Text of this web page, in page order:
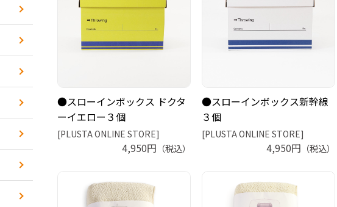
●スローインボックス ドクタ
ーイエロー３個
[PLUSTA ONLINE STORE]
4,950円 （税込）
●スローインボックス新幹線
３個
[PLUSTA ONLINE STORE]
4,950円 （税込）